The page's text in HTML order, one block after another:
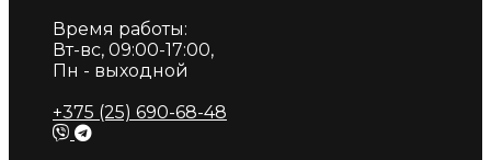
Время работы:
Вт-вс, 09:00-17:00,
Пн - выходной
+375 (25) 690-68-48